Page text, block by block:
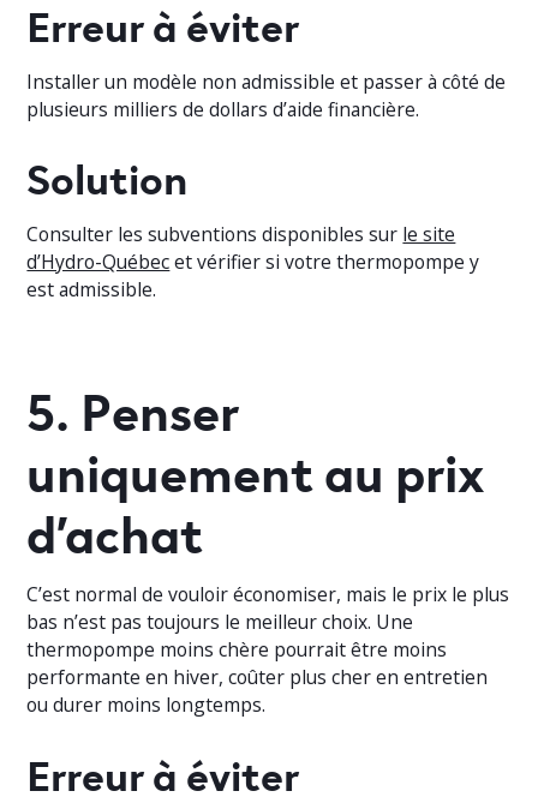
Erreur à éviter
Installer un modèle non admissible et passer à côté de
plusieurs milliers de dollars d’aide financière.
Solution
Consulter les subventions disponibles sur le site
d’Hydro-Québecet vérifier si votre thermopompe y
est admissible.
5. Penser
uniquement au prix
d’achat
C’est normal de vouloir économiser, mais le prix le plus
bas n’est pas toujours le meilleur choix. Une
thermopompe moins chère pourrait être moins
performante en hiver, coûter plus cher en entretien
ou durer moins longtemps.
Erreur à éviter